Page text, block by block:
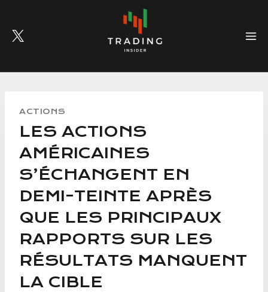
content
ACTIONS
LES ACTIONS
AMÉRICAINES
S’ÉCHANGENT EN
DEMI-TEINTE APRÈS
QUE LES PRINCIPAUX
RAPPORTS SUR LES
RÉSULTATS MANQUENT
LA CIBLE